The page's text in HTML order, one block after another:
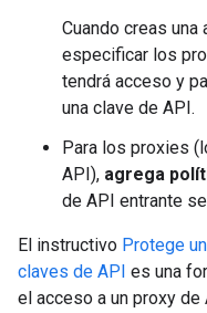
Cuando creas
especificar los
tendrá acceso y
una clave de API.
Para los proxies
API), agrega
de API entrante
El instructivo Protege
claves de API es una
el acceso a un proxy de